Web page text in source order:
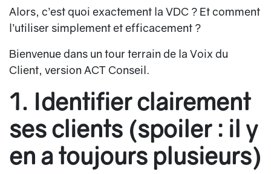
Alors, c’est quoi exactement la VDC ? Et comment
l’utiliser simplement et efficacement ?
Bienvenue dans un tour terrain de la Voix du
Client, version ACT Conseil.
1. Identifier clairement
ses clients (spoiler : il y
en a toujours plusieurs)